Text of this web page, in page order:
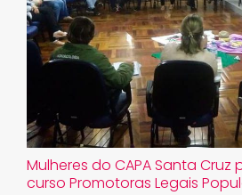
Mulheres do CAPA Santa
curso Promotoras Legais